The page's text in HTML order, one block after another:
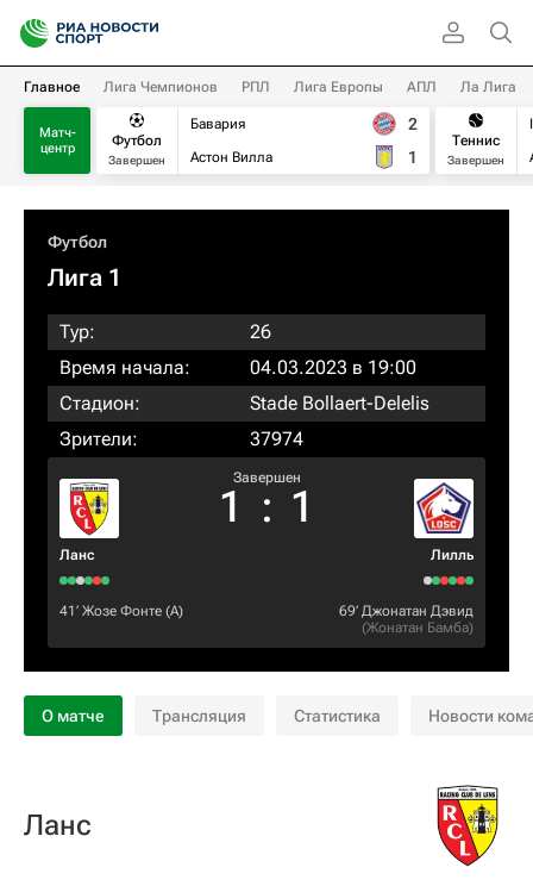
Главное Лига Чемпионов РПЛ Лига Европы АПЛ Ла Лига
Матч-
центр
Футбол
Завершен
Бавария
Астон Вилла
2
1
Теннис
Завершен
Футбол
Лига 1
Тур:
26
Время начала:
04.03.2023 в 19:00
Стадион:
Stade Bollaert-Delelis
Зрители:
37974
Ланс
Завершен
1 : 1
Лилль
41‎’‎ Жозе Фонте (А) 69‎’‎ Джонатан Дэвид
(Жонатан Бамба)
О матче Трансляция Статистика Новости
Ланс